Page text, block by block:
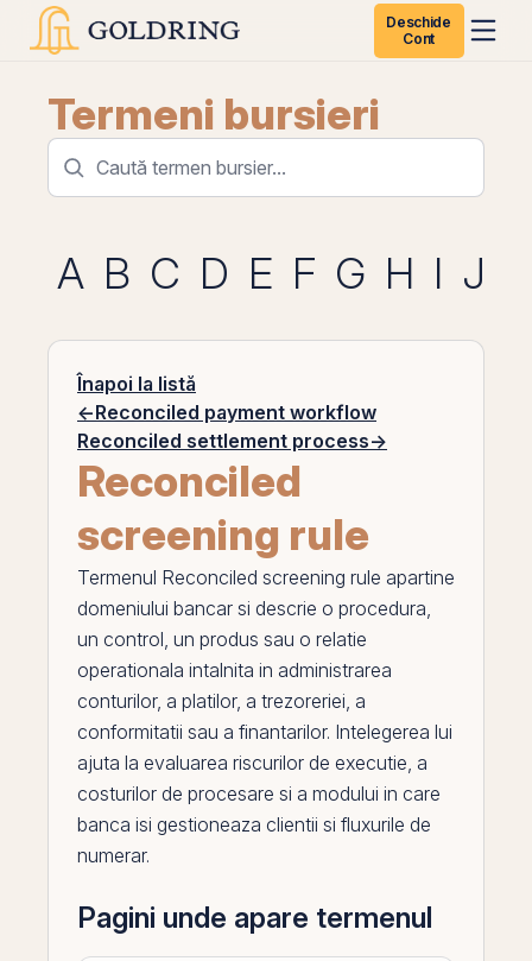
Deschide
Cont
Termeni bursieri
A B C D E F G H I J
Înapoi la listă
←Reconciled payment workflow
Reconciled settlement process→
Reconciled
screening rule
Termenul Reconciled screening rule apartine
domeniului bancar si descrie o procedura,
un control, un produs sau o relatie
operationala intalnita in administrarea
conturilor, a platilor, a trezoreriei, a
conformitatii sau a finantarilor. Intelegerea lui
ajuta la evaluarea riscurilor de executie, a
costurilor de procesare si a modului in care
banca isi gestioneaza clientii si fluxurile de
numerar.
Pagini unde apare termenul